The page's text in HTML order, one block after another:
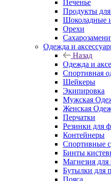
Печенье
Продукты для
Шоколадные
Орехи
Одежда и
Назад
Одежда и
Спортивная
Шейкеры
Экипировка
Мужская
Женская
Перчатки
Резинки для
Контейнеры
Спортивные
Бинты
Магнезия для
Бутылки для
Пояса